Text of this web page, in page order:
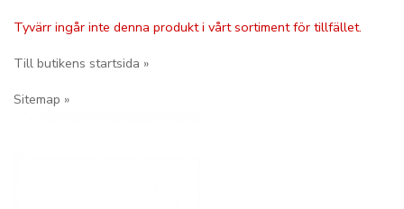
Tyvärr ingår inte denna produkt i vårt sortiment för tillfället.
Till butikens startsida »
Sitemap »